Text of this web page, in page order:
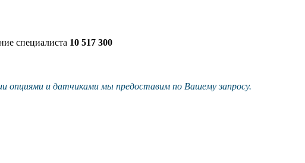
специалиста 10 517 300
опциями и датчиками мы предоставим по Вашему запросу.